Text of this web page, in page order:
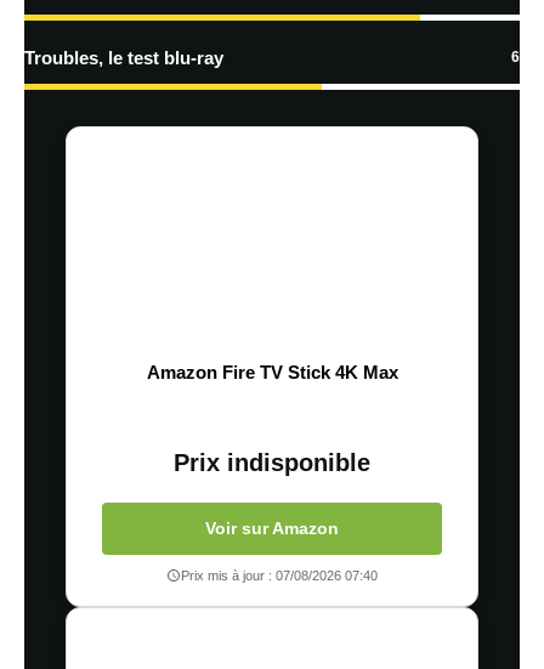
Troubles, le test blu-ray 6
Amazon Fire TV Stick 4K Max
Prix indisponible
Voir sur Amazon
Prix mis à jour : 07/08/2026 07:40